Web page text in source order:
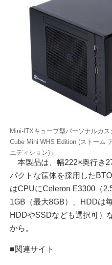
Mini-ITXキューブ型パーソナルカ
Cube Mini WHS Edition (ストーム
エディション)」
本製品は、幅222×奥行き
パクトな筺体を採用した
はCPUにCeleron E3300（
1GB（最大8GB）、HDDは
HDDやSSDなども選択可）
から。
■関連サイト